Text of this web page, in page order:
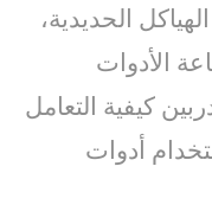
الحديدية،
الأدوات
كيفية التعامل
أدوات